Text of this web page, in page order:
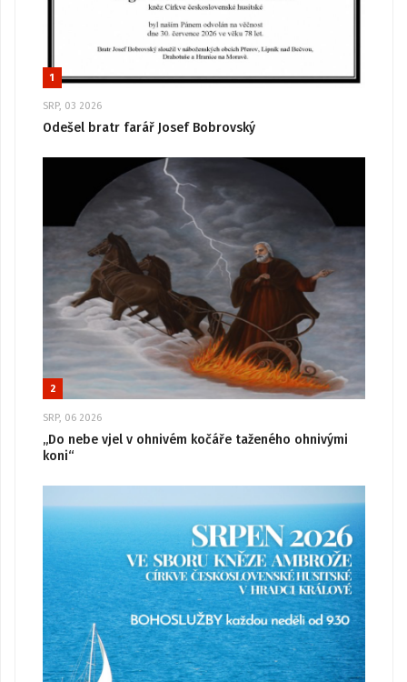
1
SRP, 03 2026
Odešel bratr farář Josef Bobrovský
2
SRP, 06 2026
„Do nebe vjel v ohnivém kočáře taženého ohnivými
koni“